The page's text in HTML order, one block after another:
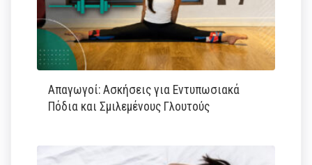
Απαγωγοί: Ασκήσεις για Εντυπωσιακά
Πόδια και Σμιλεμένους Γλουτούς